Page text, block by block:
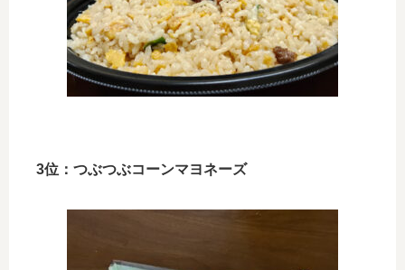
3位：つぶつぶコーンマヨネーズ